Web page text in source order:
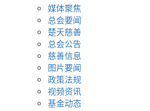
媒体聚焦
总会要闻
楚天慈善
总会公告
慈善信息
图片要闻
政策法规
视频资讯
基金动态